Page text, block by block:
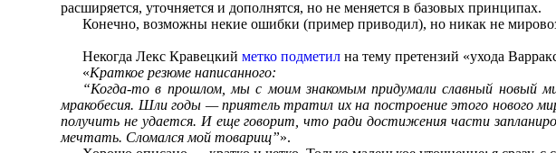
расширяется, уточняется и дополнятся, но не меняется в базовых принципах.
Конечно, возможны некие ошибки (пример приводил), но никак не
Некогда Лекс Кравецкийметко подметил на тему претензий «ухода
«Краткое резюме написанного:
“Когда-то в прошлом, мы с моим знакомым придумали славный новый
мракобесия. Шли годы — приятель тратил их на построение этого нового
получить не удается. И еще говорит, что ради достижения части
мечтать. Сломался мой товарищ”».